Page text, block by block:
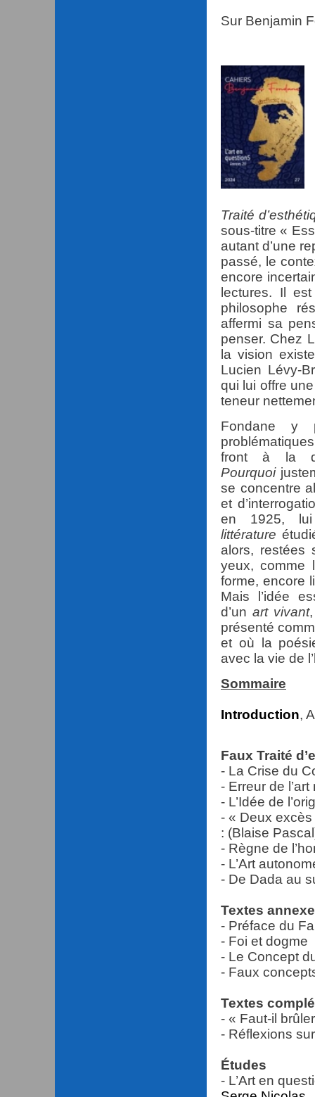
Sur Benjamin
Traité
sous-titre «
autant d’une
passé, le
encore
lectures. Il
philosophe
affermi sa
penser. Chez
la vision
Lucien Lévy-
qui lui offre
teneur
Fondane y
front à la
Pourquoi
se concentre
et
en 1925,
littérature
alors, restées
yeux, comme
forme, encore
Mais l’idée
d’un art vivant
présenté
et où la
avec la vie de
Sommaire
Introduction,
Faux Traité
- La Crise du
- Erreur de
- L’Idée de
- « Deux excès
: (Blaise
- Règne de
- L’Art
- De Dada au
Textes
- Préface du
- Foi et dogme
- Le Concept
- Faux
Textes
- « Faut-il
- Réflexions
Études
- L’Art en